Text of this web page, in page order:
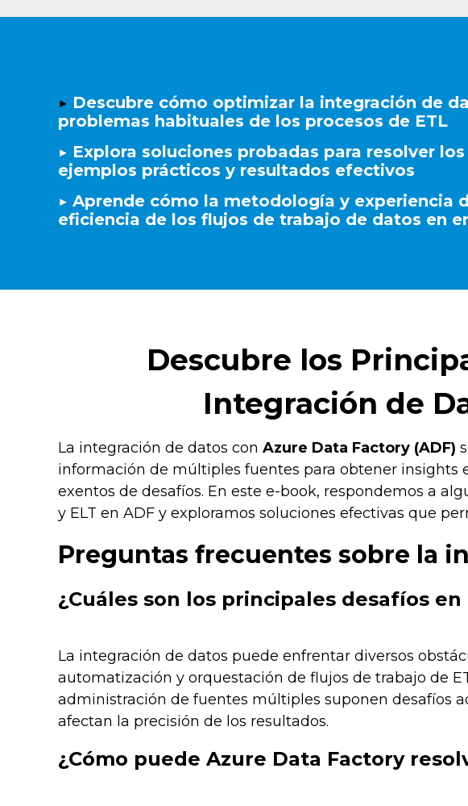
▶️ Descubre cómo optimizar la integración de
problemas habituales de los procesos de ETL
▶️ Explora soluciones probadas para resolver
ejemplos prácticos y resultados efectivos
▶️ Aprende cómo la metodología y experiencia
eficiencia de los flujos de trabajo de datos en
Descubre los
Integración de
La integración de datos con Azure Data Factory (ADF)
información de múltiples fuentes para obtener insights
exentos de desafíos. En este e-book, respondemos a
y ELT en ADF y exploramos soluciones efectivas que
Preguntas frecuentes sobre la
¿Cuáles son los principales desafíos
La integración de datos puede enfrentar diversos
automatización y orquestación de flujos de trabajo de
administración de fuentes múltiples suponen desafíos
afectan la precisión de los resultados.
¿Cómo puede Azure Data Factory